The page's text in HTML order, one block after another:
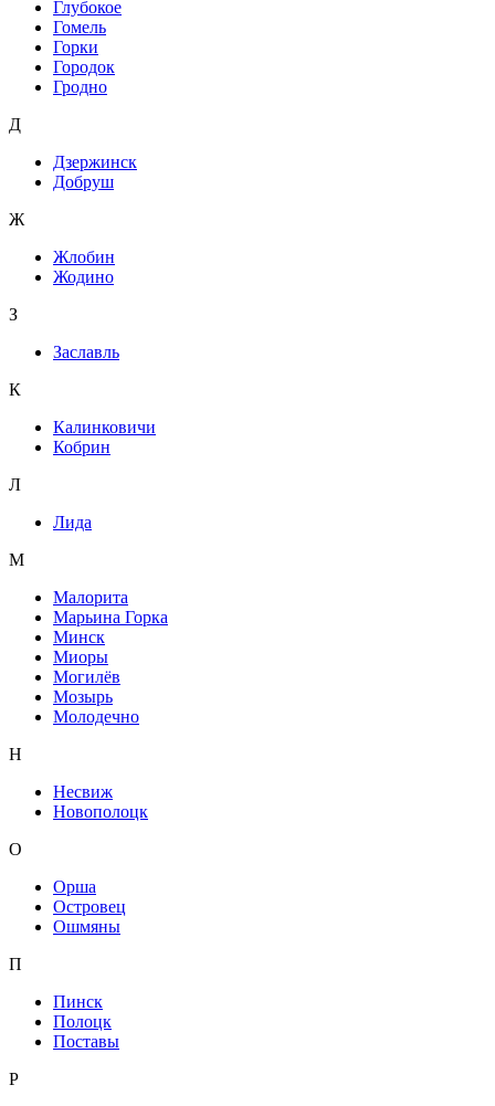
Глубокое
Гомель
Горки
Городок
Гродно
Д
Дзержинск
Добруш
Ж
Жлобин
Жодино
З
Заславль
К
Калинковичи
Кобрин
Л
Лида
М
Малорита
Марьина Горка
Минск
Миоры
Могилёв
Мозырь
Молодечно
Н
Несвиж
Новополоцк
О
Орша
Островец
Ошмяны
П
Пинск
Полоцк
Поставы
Р